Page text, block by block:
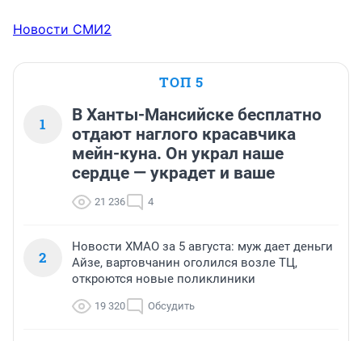
Новости СМИ2
ТОП 5
1
В Ханты-Мансийске бесплатно
отдают наглого красавчика
мейн-куна. Он украл наше
сердце — украдет и ваше
21 236 4
2
Новости ХМАО за 5 августа: муж дает деньги
Айзе, вартовчанин оголился возле ТЦ,
откроются новые поликлиники
19 320 Обсудить